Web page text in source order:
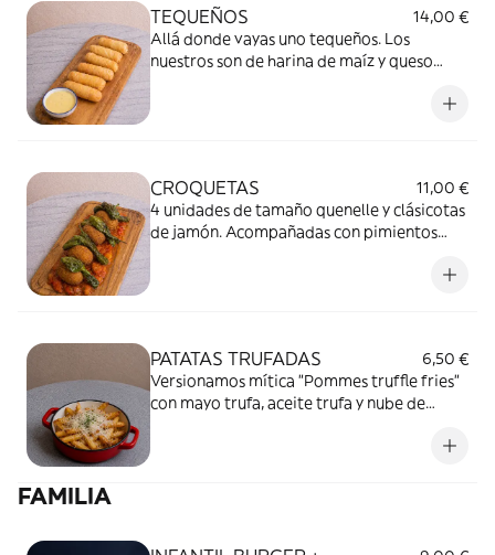
TEQUEÑOS
14,00 €
Allá donde vayas uno tequeños. Los
nuestros son de harina de maíz y queso
CROQUETAS
11,00 €
4 unidades de tamaño quenelle y clásicotas
de jamón. Acompañadas con pimientos
PATATAS TRUFADAS
6,50 €
Versionamos mítica "Pommes truffle fries"
con mayo trufa, aceite trufa y nube de
FAMILIA